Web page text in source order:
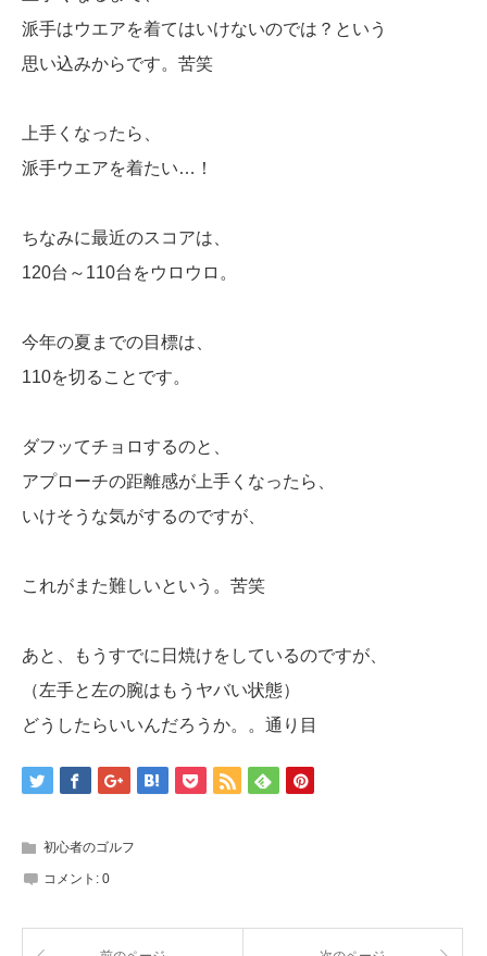
派手はウエアを着てはいけないのでは？という
思い込みからです。苦笑
上手くなったら、
派手ウエアを着たい…！
ちなみに最近のスコアは、
120台～110台をウロウロ。
今年の夏までの目標は、
110を切ることです。
ダフッてチョロするのと、
アプローチの距離感が上手くなったら、
いけそうな気がするのですが、
これがまた難しいという。苦笑
あと、もうすでに日焼けをしているのですが、
（左手と左の腕はもうヤバい状態）
どうしたらいいんだろうか。。通り目
初心者のゴルフ
コメント: 0